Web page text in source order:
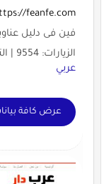
feanfe.com
فين فى دليل
الزيارات: 9554 | التقييم: 5 | المقيّمين: 1 | الدولة:
عربي
عرض كافة